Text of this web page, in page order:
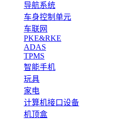
导航系统
车身控制单元
车联网
PKE&RKE
ADAS
TPMS
智能手机
玩具
家电
计算机接口设备
机顶盒